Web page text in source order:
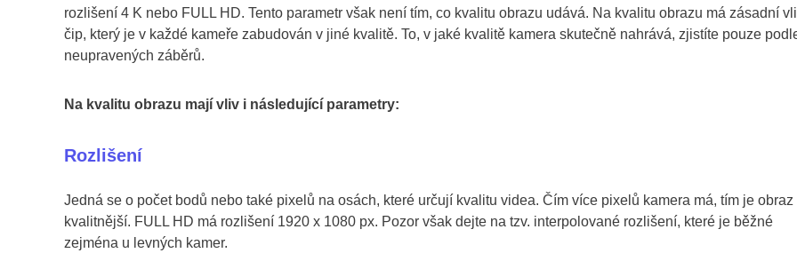
rozlišení 4 K nebo FULL HD. Tento parametr však není tím, co kvalitu obrazu udává. Na kvalitu obrazu má zásadní
čip, který je v každé kameře zabudován v jiné kvalitě. To, v jaké kvalitě kamera skutečně nahrává, zjistíte pouze
neupravených záběrů.
Na kvalitu obrazu mají vliv i následující parametry:
Rozlišení
Jedná se o počet bodů nebo také pixelů na osách, které určují kvalitu videa. Čím více pixelů kamera má, tím je obraz
kvalitnější. FULL HD má rozlišení 1920 x 1080 px. Pozor však dejte na tzv. interpolované rozlišení, které je běžné
zejména u levných kamer.